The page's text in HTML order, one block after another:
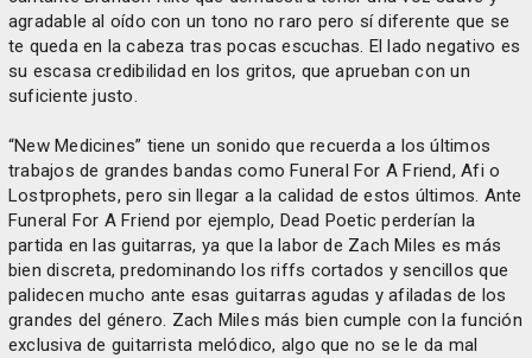
agradable al oído con un tono no raro pero sí diferente que se
te queda en la cabeza tras pocas escuchas. El lado negativo es
su escasa credibilidad en los gritos, que aprueban con un
suficiente justo.
“New Medicines” tiene un sonido que recuerda a los últimos
trabajos de grandes bandas como Funeral For A Friend, Afi o
Lostprophets, pero sin llegar a la calidad de estos últimos. Ante
Funeral For A Friend por ejemplo, Dead Poetic perderían la
partida en las guitarras, ya que la labor de Zach Miles es más
bien discreta, predominando los riffs cortados y sencillos que
palidecen mucho ante esas guitarras agudas y afiladas de los
grandes del género. Zach Miles más bien cumple con la función
exclusiva de guitarrista melódico, algo que no se le da mal